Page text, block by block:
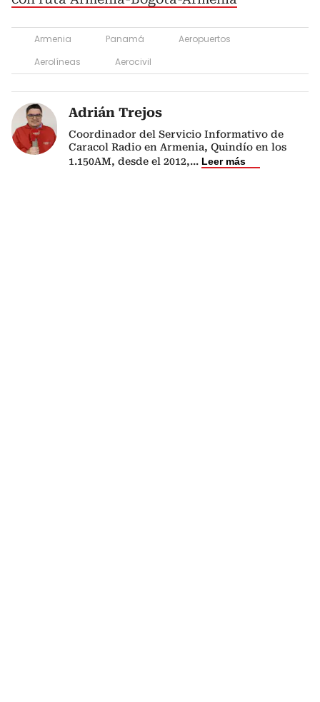
Armenia Panamá
Aeropuertos
Aerolíneas
Aerocivil
Adrián Trejos
Coordinador del Servicio Informativo de
Caracol Radio en Armenia, Quindío en los
1.150AM, desde el 2012,... Leer más